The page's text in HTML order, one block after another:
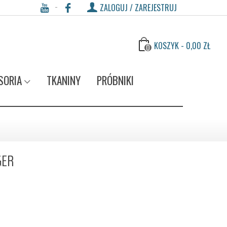
ZALOGUJ / ZAREJESTRUJ
0 KOSZYK - 0,00 ZŁ
TKANINY
PRÓBNIKI